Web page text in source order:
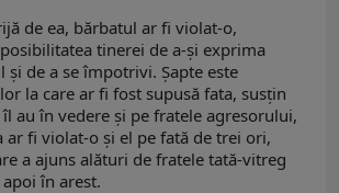
de ea, bărbatul ar fi violat-o,
tinerei de a-și exprima
și de a se împotrivi. Șapte este
la care ar fi fost supusă fata, susțin
au în vedere și pe fratele agresorului,
ar fi violat-o și el pe fată de trei ori,
a ajuns alături de fratele tată-vitreg
în arest.